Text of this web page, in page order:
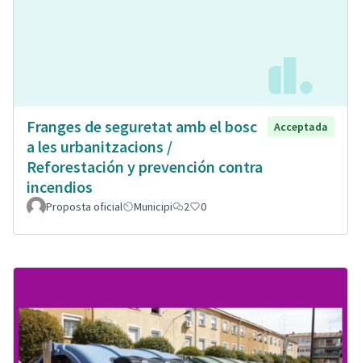
Franges de seguretat amb el bosc
a les urbanitzacions /
Reforestación y prevención contra
incendios
Acceptada
Proposta oficial Municipi 2 0